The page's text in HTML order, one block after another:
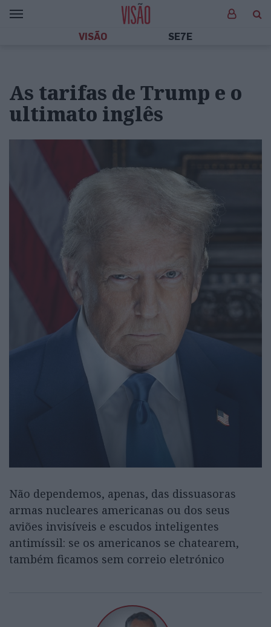
VISÃO SE7E
As tarifas de Trump e o
ultimato inglês
Não dependemos, apenas, das dissuasoras
armas nucleares americanas ou dos seus
aviões invisíveis e escudos inteligentes
antimíssil: se os americanos se chatearem,
também ficamos sem correio eletrónico